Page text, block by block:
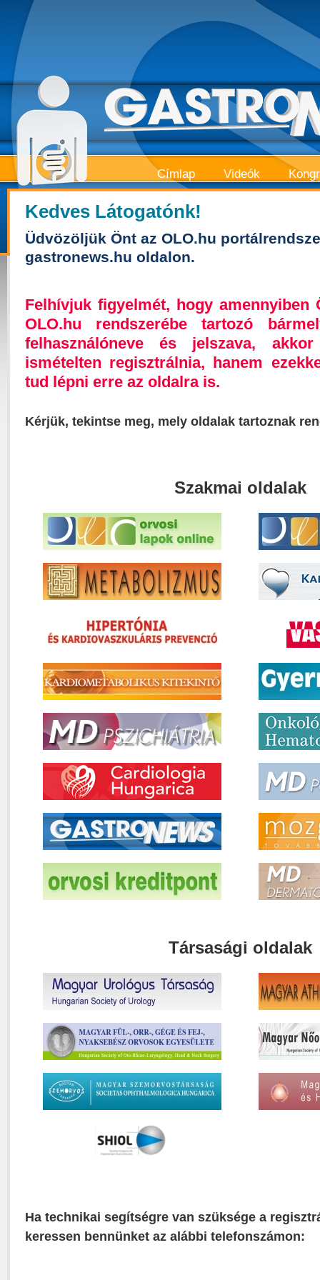
Címlap Videók
Kedves Látogatónk!
Üdvözöljük Önt az OLO.hu
gastronews.hu oldalon.
Felhívjuk figyelmét, hogy amennyiben
OLO.hu rendszerébe tartozó
felhasználóneve és jelszava,
ismételten regisztrálnia, hanem
tud lépni erre az oldalra is.
Kérjük, tekintse meg, mely oldalak tartoznak
Szakmai oldalak
Társasági oldalak
Ha technikai segítségre van szüksége a
keressen bennünket az alábbi telefonszámon: